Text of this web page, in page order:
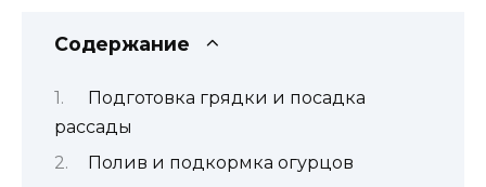
Содержание
Подготовка грядки и посадка
рассады
Полив и подкормка огурцов